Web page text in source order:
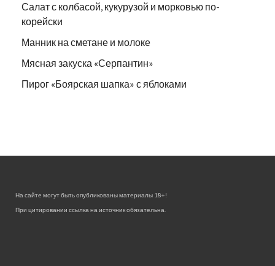
Салат с колбасой, кукурузой и морковью по-
корейски
Манник на сметане и молоке
Мясная закуска «Серпантин»
Пирог «Боярская шапка» с яблоками
На сайте могут быть опубликованы материалы 18+!
При цитировании ссылка на источник обязательна.